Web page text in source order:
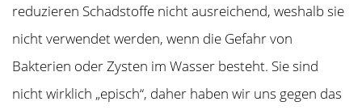
reduzieren Schadstoffe nicht ausreichend, weshalb sie
nicht verwendet werden, wenn die Gefahr von
Bakterien oder Zysten im Wasser besteht. Sie sind
nicht wirklich „episch“, daher haben wir uns gegen das